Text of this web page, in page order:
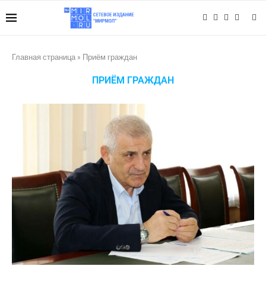
Главная страница » Приём граждан
ПРИЁМ ГРАЖДАН